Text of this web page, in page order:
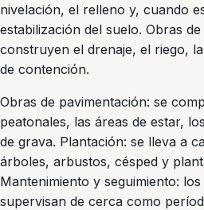
nivelación, el relleno y, cuando
estabilización del suelo. Obras
construyen el drenaje, el riego,
de contención.
Obras de pavimentación: se
peatonales, las áreas de estar,
de grava. Plantación: se lleva a
árboles, arbustos, césped y
Mantenimiento y seguimiento:
supervisan de cerca como